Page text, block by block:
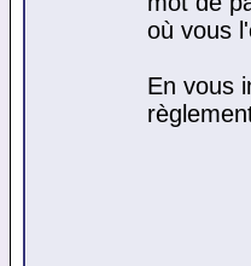
où vous
En vous